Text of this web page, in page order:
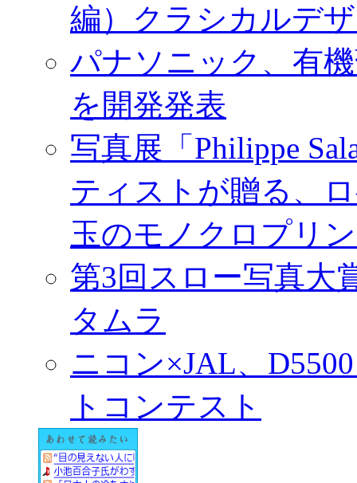
編）クラシカルデ
パナソニック、有
を開発発表
写真展「Philippe
ティストが贈る、
玉のモノクロプリ
第3回スロー写真
タムラ
ニコン×JAL、
トコンテスト